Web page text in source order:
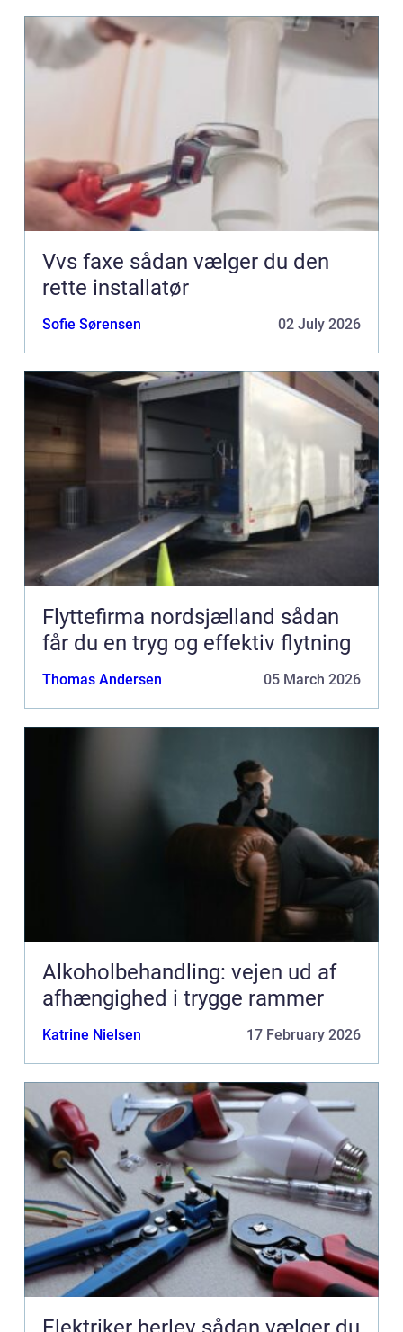
Vvs faxe sådan vælger du den
rette installatør
Sofie Sørensen 02 July 2026
Flyttefirma nordsjælland sådan
får du en tryg og effektiv flytning
Thomas Andersen 05 March 2026
Alkoholbehandling: vejen ud af
afhængighed i trygge rammer
Katrine Nielsen 17 February 2026